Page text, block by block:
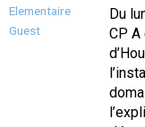
Elementaire
Guest
Du
CP A